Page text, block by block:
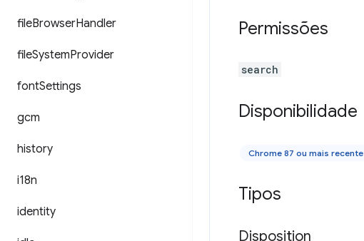
fileBrowserHandler
fileSystemProvider
fontSettings
gcm
history
i18n
identity
Permissões
search
Disponibilidade
Chrome 87 ou mais recente
Tipos
Disposition